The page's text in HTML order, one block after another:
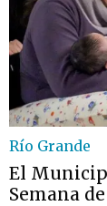
Río Grande
El
Semana